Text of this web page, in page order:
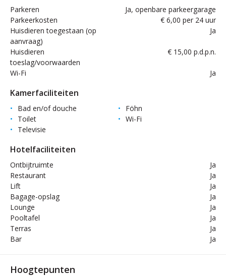
Parkeren
Ja, openbare parkeergarage
Parkeerkosten
€ 6,00 per 24 uur
Huisdieren toegestaan (op
aanvraag)
Ja
Huisdieren
toeslag/voorwaarden
€ 15,00 p.d.p.n.
Wi-Fi Ja
Kamerfaciliteiten
Bad en/of douche
Föhn
Toilet
Wi-Fi
Televisie
Hotelfaciliteiten
Ontbijtruimte
Ja
Restaurant
Ja
Lift
Ja
Bagage-opslag
Ja
Lounge
Ja
Pooltafel
Ja
Terras
Ja
Bar
Ja
Hoogtepunten